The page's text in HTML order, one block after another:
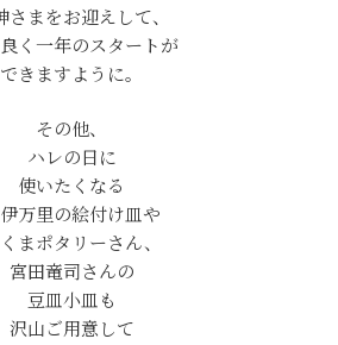
さまをお迎えして、
く一年のスタートが
できますように。
その他、
ハレの日に
使いたくなる
万里の絵付け皿や
まポタリーさん、
宮田竜司さんの
豆皿小皿も
沢山ご用意して